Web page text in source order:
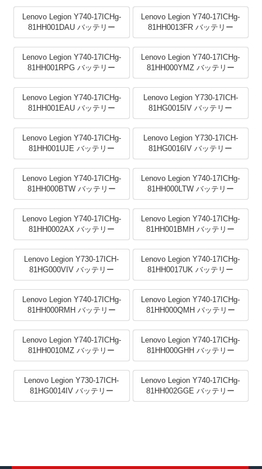
Lenovo Legion Y740-17ICHg-
81HH001DAU バッテリー
Lenovo Legion Y740-17ICHg-
81HH0013FR バッテリー
Lenovo Legion Y740-17ICHg-
81HH001RPG バッテリー
Lenovo Legion Y740-17ICHg-
81HH000YMZ バッテリー
Lenovo Legion Y740-17ICHg-
81HH001EAU バッテリー
Lenovo Legion Y730-17ICH-
81HG0015IV バッテリー
Lenovo Legion Y740-17ICHg-
81HH001UJE バッテリー
Lenovo Legion Y730-17ICH-
81HG0016IV バッテリー
Lenovo Legion Y740-17ICHg-
81HH000BTW バッテリー
Lenovo Legion Y740-17ICHg-
81HH000LTW バッテリー
Lenovo Legion Y740-17ICHg-
81HH0002AX バッテリー
Lenovo Legion Y740-17ICHg-
81HH001BMH バッテリー
Lenovo Legion Y730-17ICH-
81HG000VIV バッテリー
Lenovo Legion Y740-17ICHg-
81HH0017UK バッテリー
Lenovo Legion Y740-17ICHg-
81HH000RMH バッテリー
Lenovo Legion Y740-17ICHg-
81HH000QMH バッテリー
Lenovo Legion Y740-17ICHg-
81HH0010MZ バッテリー
Lenovo Legion Y740-17ICHg-
81HH000GHH バッテリー
Lenovo Legion Y730-17ICH-
81HG0014IV バッテリー
Lenovo Legion Y740-17ICHg-
81HH002GGE バッテリー